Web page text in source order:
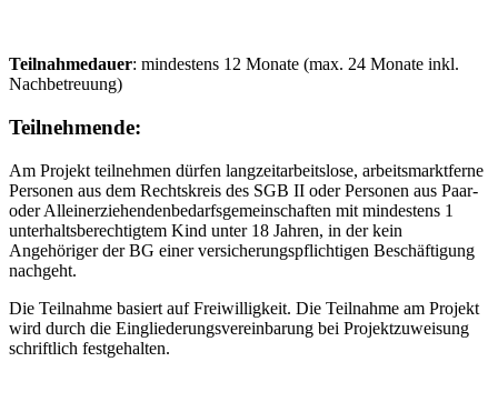
Teilnahmedauer: mindestens 12 Monate (max. 24 Monate inkl.
Nachbetreuung)
Teilnehmende:
Am Projekt teilnehmen dürfen langzeitarbeitslose, arbeitsmarktferne
Personen aus dem Rechtskreis des SGB II oder Personen aus Paar-
oder Alleinerziehendenbedarfsgemeinschaften mit mindestens 1
unterhaltsberechtigtem Kind unter 18 Jahren, in der kein
Angehöriger der BG einer versicherungspflichtigen Beschäftigung
nachgeht.
Die Teilnahme basiert auf Freiwilligkeit. Die Teilnahme am Projekt
wird durch die Eingliederungsvereinbarung bei Projektzuweisung
schriftlich festgehalten.